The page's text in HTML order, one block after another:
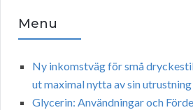
Menu
Ny inkomstväg för små
ut maximal nytta av sin utrustning
Glycerin: Användningar och